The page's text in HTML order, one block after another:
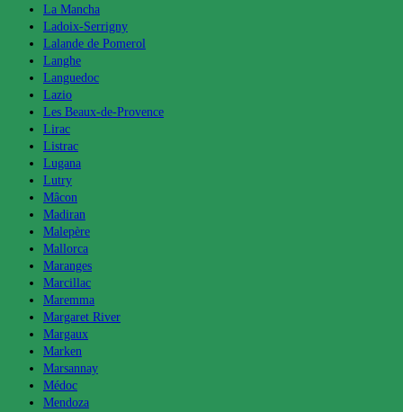
La Mancha
Ladoix-Serrigny
Lalande de Pomerol
Langhe
Languedoc
Lazio
Les Beaux-de-Provence
Lirac
Listrac
Lugana
Lutry
Mâcon
Madiran
Malepère
Mallorca
Maranges
Marcillac
Maremma
Margaret River
Margaux
Marken
Marsannay
Médoc
Mendoza